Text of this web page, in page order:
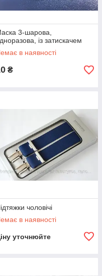
3-шарова,
із затискачем
в наявності
₴
чоловічі
в наявності
уточнюйте